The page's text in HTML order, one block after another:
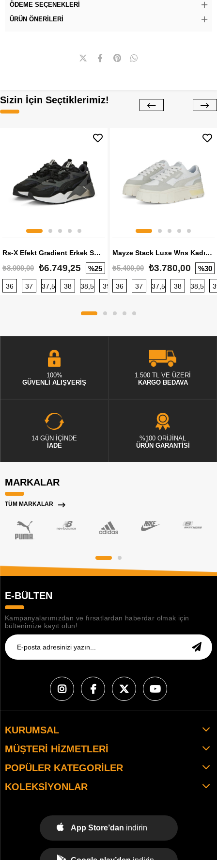
ÖDEME SEÇENEKLERI
ÜRÜN ÖNERILERI
Sizin İçin Seçtiklerimiz!
Rs-X Efekt Gradient Erkek Sneaker
₺8.999,00 ₺6.749,25 %25
36 37 37,5 38 38,5 39 40 40,5 41 42 42,5
Mayze Stack Luxe Wns Kadın Sneaker
₺5.400,00 ₺3.780,00 %30
36 37 37,5 38 38,5
100%
GÜVENLİ ALIŞVERİŞ
1.500 TL VE ÜZERİ
KARGO BEDAVA
14 GÜN İÇİNDE
İADE
%100 ORİJİNAL
ÜRÜN GARANTİSİ
MARKALAR
TÜM MARKALAR
E-BÜLTEN
Kampanyalarımızdan ve fırsatlardan haberdar olmak için
bültenimize kayıt olun!
KURUMSAL
MÜŞTERI HIZMETLERI
POPÜLER KATEGORILER
KOLEKSIYONLAR
App Store’dan indirin